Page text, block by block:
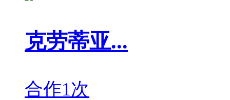
克劳蒂亚...
合作1次